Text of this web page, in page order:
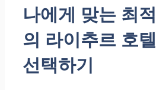
나에게 맞는 최적
의 라이추르 호텔
선택하기